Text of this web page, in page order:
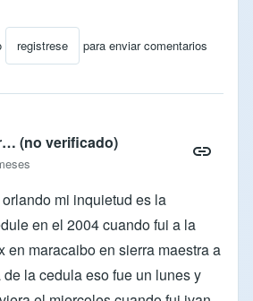
registrese para enviar comentarios
necesito saber que hago y que
(no verificado)
mi inquietud es la
en el 2004 cuando fui a la
en maracaibo en sierra maestra a
la cedula eso fue un lunes y